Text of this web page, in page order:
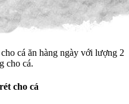
cá ăn hàng ngày với lượng 2
cho cá.
cho cá